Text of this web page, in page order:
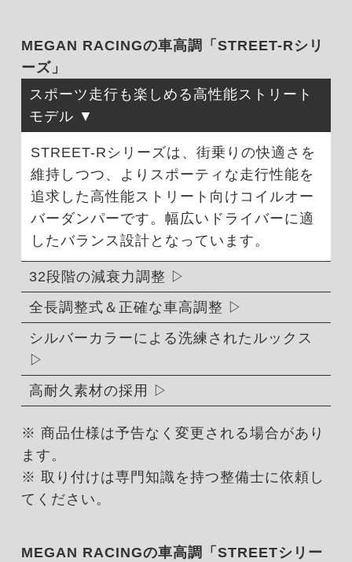
MEGAN RACINGの車高調「STREET-Rシリ
ーズ」
スポーツ走行も楽しめる高性能ストリート
モデル
STREET-Rシリーズは、街乗りの快適さを
維持しつつ、よりスポーティな走行性能を
追求した高性能ストリート向けコイルオー
バーダンパーです。幅広いドライバーに適
したバランス設計となっています。
32段階の減衰力調整
全長調整式＆正確な車高調整
シルバーカラーによる洗練されたルックス
高耐久素材の採用
※ 商品仕様は予告なく変更される場合があり
ます。
※ 取り付けは専門知識を持つ整備士に依頼し
てください。
MEGAN RACINGの車高調「STREETシリー